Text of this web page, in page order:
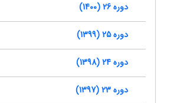
دوره 26 (1400)
دوره 25 (1399)
دوره 24 (1398)
دوره 23 (1397)